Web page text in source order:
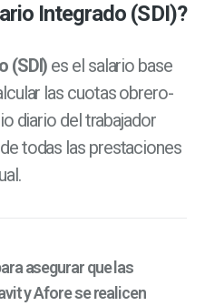
Integrado (SDI)?
(SDI) es el salario base
las cuotas obrero-
diario del trabajador
todas las prestaciones
asegurar que las
y Afore se realicen